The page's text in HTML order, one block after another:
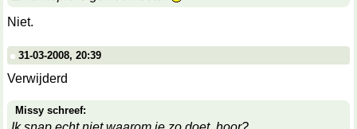
Niet.
31-03-2008, 20:39
Verwijderd
Missy schreef: